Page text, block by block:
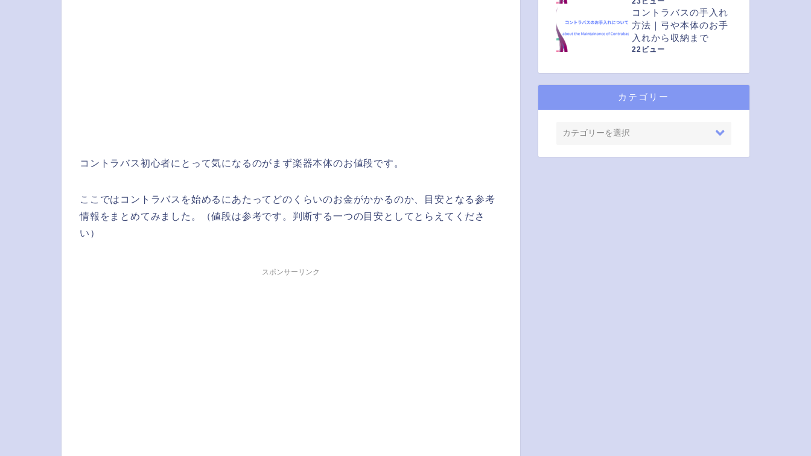
コントラバス初心者にとって気になるのがまず楽器本体のお値段です。
ここではコントラバスを始めるにあたってどのくらいのお金がかかるのか、目安となる参考
情報をまとめてみました。（値段は参考です。判断する一つの目安としてとらえてくださ
い）
スポンサーリンク
コントラバスの手入れ
方法｜弓や本体のお手
入れから収納まで
22ビュー
カテゴリー